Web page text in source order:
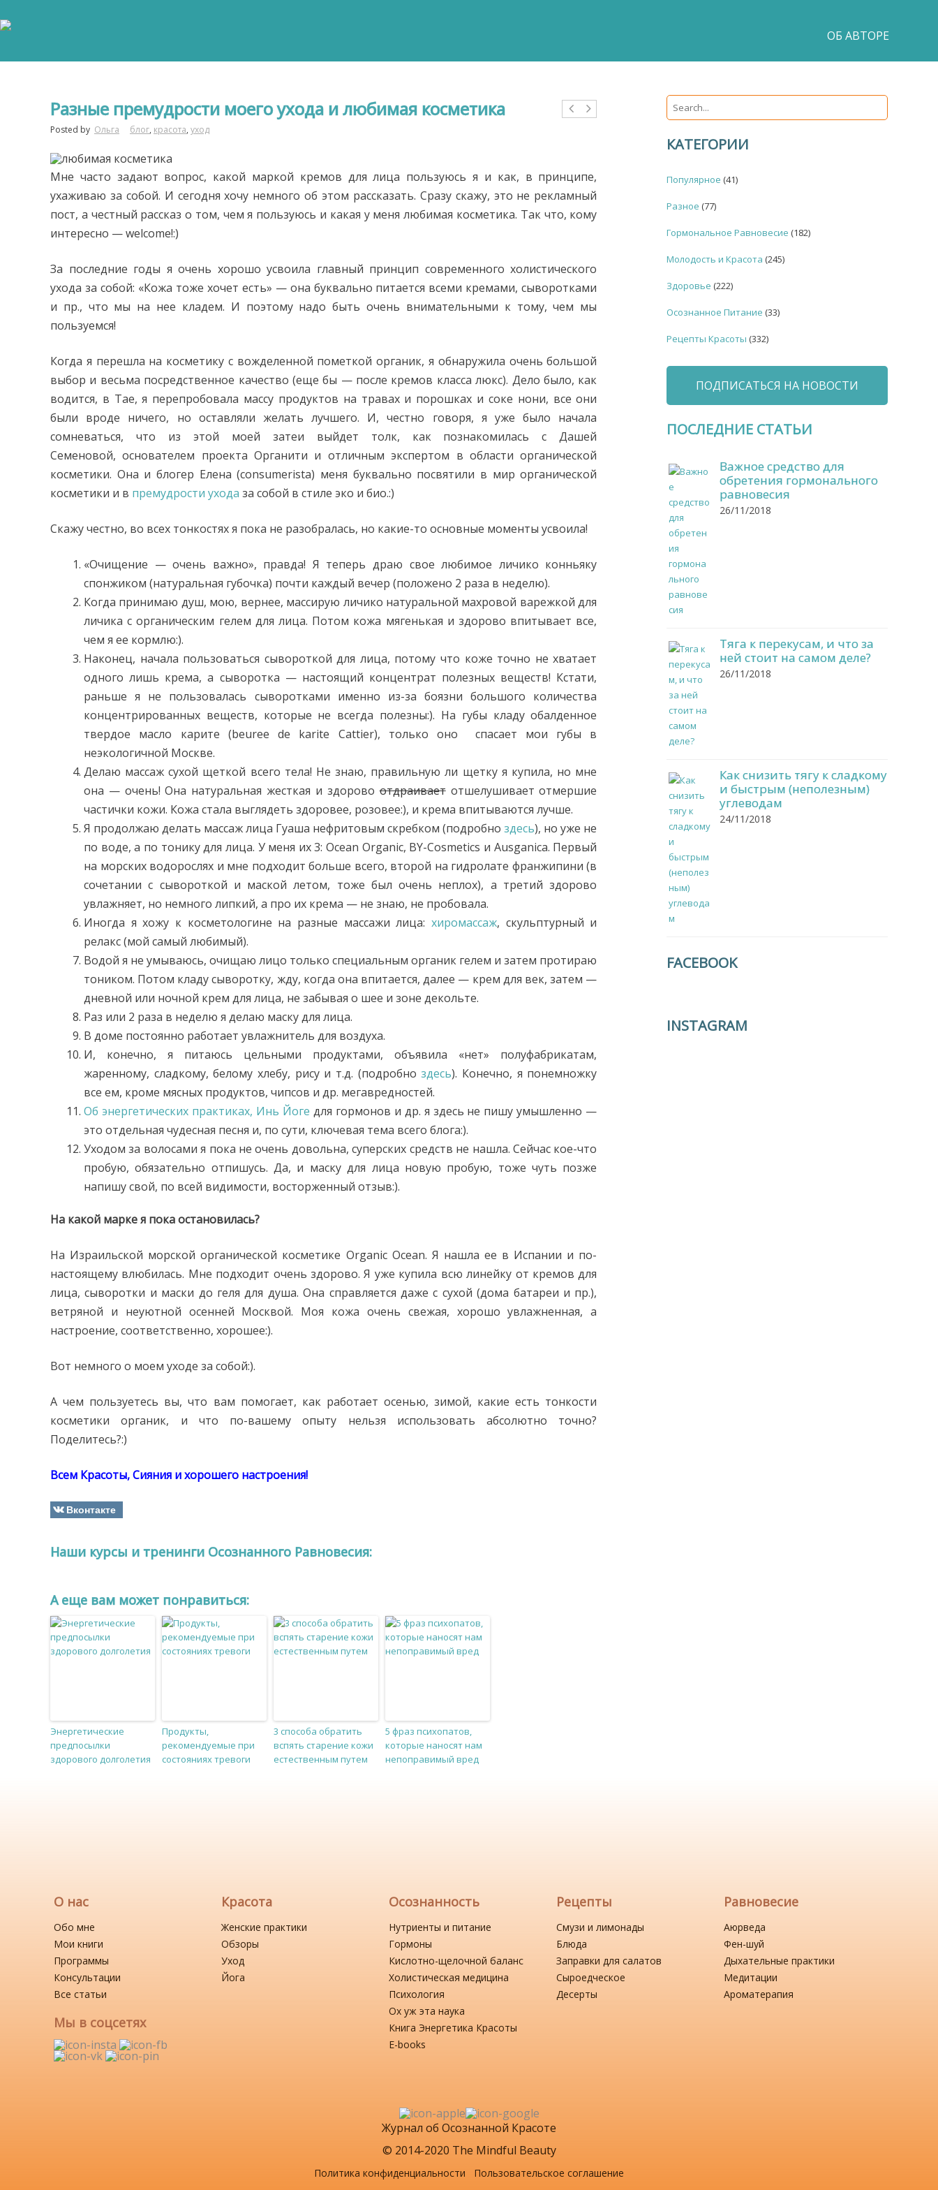
ОБ АВТОРЕ
Разные премудрости моего ухода и любимая косметика
Posted by Ольга блог, красота, уход
Мне часто задают вопрос, какой маркой кремов для лица пользуюсь я и как, в принципе,
ухаживаю за собой. И сегодня хочу немного об этом рассказать. Сразу скажу, это не рекламный
пост, а честный рассказ о том, чем я пользуюсь и какая у меня любимая косметика. Так что, кому
интересно — welcome!:)
За последние годы я очень хорошо усвоила главный принцип современного холистического
ухода за собой: «Кожа тоже хочет есть» — она буквально питается всеми кремами, сыворотками
и пр., что мы на нее кладем. И поэтому надо быть очень внимательными к тому, чем мы
пользуемся!
Когда я перешла на косметику с вожделенной пометкой органик, я обнаружила очень большой
выбор и весьма посредственное качество (еще бы — после кремов класса люкс). Дело было, как
водится, в Тае, я перепробовала массу продуктов на травах и порошках и соке нони, все они
были вроде ничего, но оставляли желать лучшего. И, честно говоря, я уже было начала
сомневаться, что из этой моей затеи выйдет толк, как познакомилась с Дашей
Семеновой, основателем проекта Органити и отличным экспертом в области органической
косметики. Она и блогер Елена (consumerista) меня буквально посвятили в мир органической
косметики и в премудрости ухода за собой в стиле эко и био.:)
Скажу честно, во всех тонкостях я пока не разобралась, но какие-то основные моменты усвоила!
«Очищение — очень важно», правда! Я теперь драю свое любимое личико конньяку
спонжиком (натуральная губочка) почти каждый вечер (положено 2 раза в неделю).
Когда принимаю душ, мою, вернее, массирую личико натуральной махровой варежкой для
личика с органическим гелем для лица. Потом кожа мягенькая и здорово впитывает все,
чем я ее кормлю:).
Наконец, начала пользоваться сывороткой для лица, потому что коже точно не хватает
одного лишь крема, а сыворотка — настоящий концентрат полезных веществ! Кстати,
раньше я не пользовалась сыворотками именно из-за боязни большого количества
концентрированных веществ, которые не всегда полезны:). На губы кладу обалденное
твердое масло карите (beuree de karite Cattier), только оно спасает мои губы в
неэкологичной Москве.
Делаю массаж сухой щеткой всего тела! Не знаю, правильную ли щетку я купила, но мне
она — очень! Она натуральная жесткая и здоровоотдраиваетотшелушивает отмершие
частички кожи. Кожа стала выглядеть здоровее, розовее:), и крема впитываются лучше.
Я продолжаю делать массаж лица Гуаша нефритовым скребком (подробноздесь), но уже не
по воде, а по тонику для лица. У меня их 3: Оcean Оrganic, BY-Cosmetics и Ausganica. Первый
на морских водорослях и мне подходит больше всего, второй на гидролате франжипини (в
сочетании с сывороткой и маской летом, тоже был очень неплох), а третий здорово
увлажняет, но немного липкий, а про их крема — не знаю, не пробовала.
Иногда я хожу к косметологине на разные массажи лица: хиромассаж, скульптурный и
релакс (мой самый любимый).
Водой я не умываюсь, очищаю лицо только специальным органик гелем и затем протираю
тоником. Потом кладу сыворотку, жду, когда она впитается, далее — крем для век, затем —
дневной или ночной крем для лица, не забывая о шее и зоне декольте.
Раз или 2 раза в неделю я делаю маску для лица.
В доме постоянно работает увлажнитель для воздуха.
И, конечно, я питаюсь цельными продуктами, объявила «нет» полуфабрикатам,
жаренному, сладкому, белому хлебу, рису и т.д. (подробноздесь). Конечно, я понемножку
все ем, кроме мясных продуктов, чипсов и др. мегавредностей.
Об энергетических практиках, Инь Йоге для гормонов и др. я здесь не пишу умышленно —
это отдельная чудесная песня и, по сути, ключевая тема всего блога:).
Уходом за волосами я пока не очень довольна, суперских средств не нашла. Сейчас кое-что
пробую, обязательно отпишусь. Да, и маску для лица новую пробую, тоже чуть позже
напишу свой, по всей видимости, восторженный отзыв:).
На какой марке я пока остановилась?
На Израильской морской органической косметике Organic Ocean. Я нашла ее в Испании и по-
настоящему влюбилась. Мне подходит очень здорово. Я уже купила всю линейку от кремов для
лица, сыворотки и маски до геля для душа. Она справляется даже с сухой (дома батареи и пр.),
ветряной и неуютной осенней Москвой. Моя кожа очень свежая, хорошо увлажненная, а
настроение, соответственно, хорошее:).
Вот немного о моем уходе за собой:).
А чем пользуетесь вы, что вам помогает, как работает осенью, зимой, какие есть тонкости
косметики органик, и что по-вашему опыту нельзя использовать абсолютно точно?
Поделитесь?:)
Всем Красоты, Сияния и хорошего настроения!
Вконтакте
Наши курсы и тренинги Осознанного Равновесия:
A еще вам может понравиться:
Энергетические
предпосылки
здорового долголетия
Продукты,
рекомендуемые при
состояниях тревоги
3 способа обратить
вспять старение кожи
естественным путем
5 фраз психопатов,
которые наносят нам
непоправимый вред
КАТЕГОРИИ
Популярное (41)
Разное (77)
Гормональное Равновесие (182)
Молодость и Красота (245)
Здоровье (222)
Осознанное Питание (33)
Рецепты Красоты (332)
ПОДПИСАТЬСЯ НА НОВОСТИ
ПОСЛЕДНИЕ СТАТЬИ
Важное средство для
обретения гормонального
равновесия
26/11/2018
Тяга к перекусам, и что за
ней стоит на самом деле?
26/11/2018
Как снизить тягу к сладкому
и быстрым (неполезным)
углеводам
24/11/2018
FACEBOOK
INSTAGRAM
О нас
Обо мне
Мои книги
Программы
Консультации
Все статьи
Мы в соцсетях
Красота
Женские практики
Обзоры
Уход
Йога
Осознанность
Нутриенты и питание
Гормоны
Кислотно-щелочной баланс
Холистическая медицина
Психология
Ох уж эта наука
Книга Энергетика Красоты
Е-books
Рецепты
Смузи и лимонады
Блюда
Заправки для салатов
Сыроедческое
Десерты
Равновесие
Аюрведа
Фен-шуй
Дыхательные практики
Медитации
Ароматерапия
Журнал об Осознанной Красоте
© 2014-2020 The Mindful Beauty
Политика конфиденциальности Пользовательское соглашение